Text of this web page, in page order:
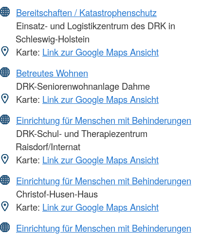
Bereitschaften / Katastrophenschutz
Einsatz- und Logistikzentrum des DRK in
Schleswig-Holstein
Karte: Link zur Google Maps Ansicht
Betreutes Wohnen
DRK-Seniorenwohnanlage Dahme
Karte: Link zur Google Maps Ansicht
Einrichtung für Menschen mit Behinderungen
DRK-Schul- und Therapiezentrum
Raisdorf/Internat
Karte: Link zur Google Maps Ansicht
Einrichtung für Menschen mit Behinderungen
Christof-Husen-Haus
Karte: Link zur Google Maps Ansicht
Einrichtung für Menschen mit Behinderungen